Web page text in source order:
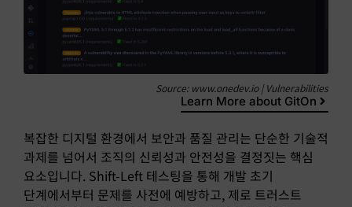
Source: www.onedev.io | Vulnerabilities
Learn More about GitOn
복잡한 디지털 환경에서 보안과 품질 관리는 단순한 기술적
과제를 넘어서 조직의 신뢰성과 안전성을 결정짓는 핵심
요소입니다. Shift-Left 테스팅을 통해 개발 초기
단계에서부터 문제를 사전에 예방하고, 제로 트러스트